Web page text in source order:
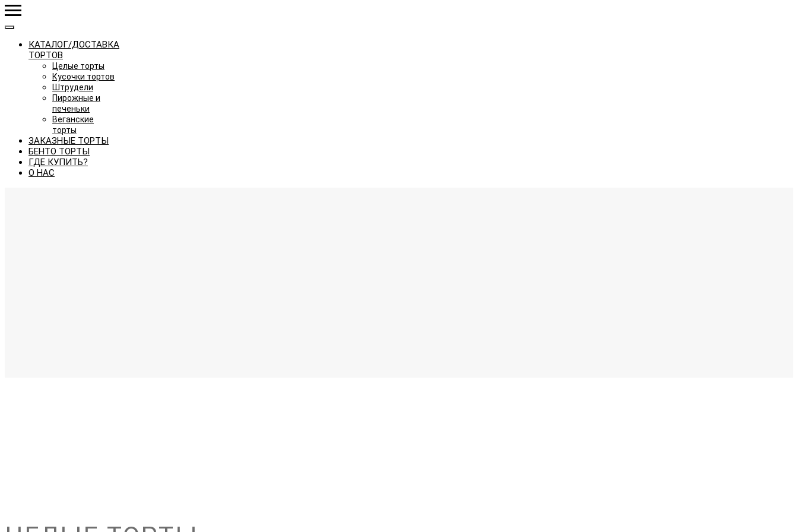
КАТАЛОГ/ДОСТАВКА
ТОРТОВ
Целые торты
Кусочки тортов
Штрудели
Пирожные и
печеньки
Веганские
торты
ЗАКАЗНЫЕ ТОРТЫ
БЕНТО ТОРТЫ
ГДЕ КУПИТЬ?
О НАС